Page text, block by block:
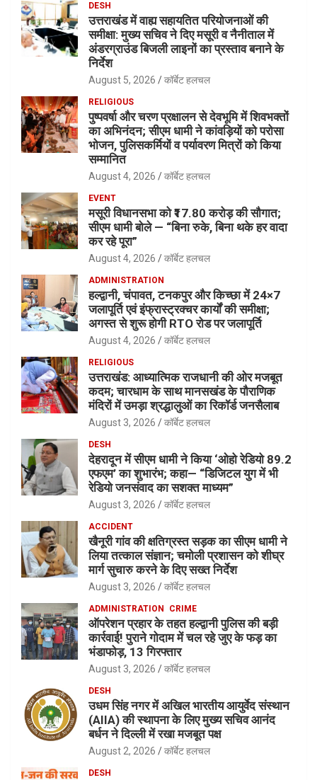
DESH
उत्तराखंड में वाह्य सहायतित परियोजनाओं की
समीक्षा: मुख्य सचिव ने दिए मसूरी व नैनीताल में
अंडरग्राउंड बिजली लाइनों का प्रस्ताव बनाने के
निर्देश
August 5, 2026 कॉर्बेट हलचल
RELIGIOUS
पुष्पवर्षा और चरण प्रक्षालन से देवभूमि में शिवभक्तों
का अभिनंदन; सीएम धामी ने कांवड़ियों को परोसा
भोजन, पुलिसकर्मियों व पर्यावरण मित्रों को किया
सम्मानित
August 4, 2026 कॉर्बेट हलचल
EVENT
मसूरी विधानसभा को ₹17.80 करोड़ की सौगात;
सीएम धामी बोले — “बिना रुके, बिना थके हर वादा
कर रहे पूरा”
August 4, 2026 कॉर्बेट हलचल
ADMINISTRATION
हल्द्वानी, चंपावत, टनकपुर और किच्छा में 24×7
जलापूर्ति एवं इंफ्रास्ट्रक्चर कार्यों की समीक्षा;
अगस्त से शुरू होगी RTO रोड पर जलापूर्ति
August 4, 2026 कॉर्बेट हलचल
RELIGIOUS
उत्तराखंड: आध्यात्मिक राजधानी की ओर मजबूत
कदम; चारधाम के साथ मानसखंड के पौराणिक
मंदिरों में उमड़ा श्रद्धालुओं का रिकॉर्ड जनसैलाब
August 3, 2026 कॉर्बेट हलचल
DESH
देहरादून में सीएम धामी ने किया ‘ओहो रेडियो 89.2
एफएम’ का शुभारंभ; कहा— “डिजिटल युग में भी
रेडियो जनसंवाद का सशक्त माध्यम”
August 3, 2026 कॉर्बेट हलचल
ACCIDENT
खैनूरी गांव की क्षतिग्रस्त सड़क का सीएम धामी ने
लिया तत्काल संज्ञान; चमोली प्रशासन को शीघ्र
मार्ग सुचारु करने के दिए सख्त निर्देश
August 3, 2026 कॉर्बेट हलचल
ADMINISTRATION CRIME
ऑपरेशन प्रहार के तहत हल्द्वानी पुलिस की बड़ी
कार्रवाई! पुराने गोदाम में चल रहे जुए के फड़ का
भंडाफोड़, 13 गिरफ्तार
August 3, 2026 कॉर्बेट हलचल
DESH
उधम सिंह नगर में अखिल भारतीय आयुर्वेद संस्थान
(AIIA) की स्थापना के लिए मुख्य सचिव आनंद
बर्धन ने दिल्ली में रखा मजबूत पक्ष
August 2, 2026 कॉर्बेट हलचल
DESH